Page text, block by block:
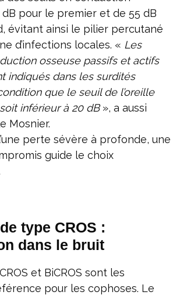
pour le premier et de 55 dB
évitant ainsi le pilier percutané
d’infections locales. « Les
osseuse passifs et actifs
indiqués dans les surdités
que le seuil de l’oreille
inférieur à 20 dB», a aussi
Mosnier.
perte sévère à profonde, une
guide le choix
type CROS :
dans le bruit
et BiCROS sont les
pour les cophoses. Le